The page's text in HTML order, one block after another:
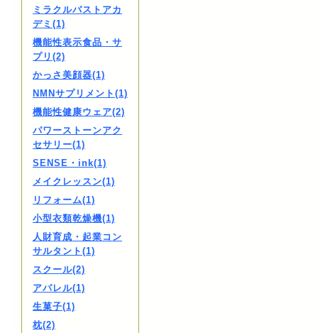
ミラクルバストアカ
デミ(1)
機能性表示食品・サ
プリ(2)
かっさ美顔器(1)
NMNサプリメント(1)
機能性健康ウェア(2)
パワーストーンアク
セサリー(1)
SENSE・ink(1)
メイクレッスン(1)
リフォーム(1)
小型衣類乾燥機(1)
人財育成・起業コン
サルタント(1)
スクール(2)
アパレル(1)
生菓子(1)
枕(2)